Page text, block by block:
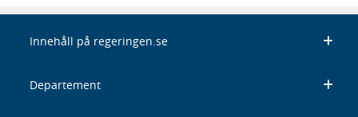
Innehåll på regeringen.se
Departement